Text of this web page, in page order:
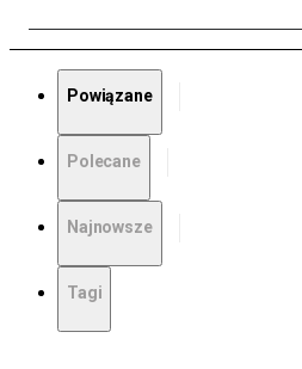
Powiązane
Polecane
Najnowsze
Tagi